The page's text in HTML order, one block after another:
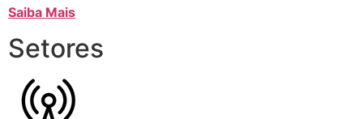
Saiba Mais
Setores